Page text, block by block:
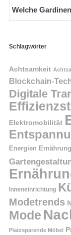
Welche
Schlagwörter
Achtsamkeit
Blockchain-
Digitale
Elektromobilität
Energien
Inneneinrichtung
Modetrends
Mode
Platzsparende Möbel